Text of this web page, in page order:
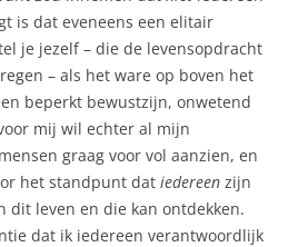
is dat eveneens een elitair
je jezelf – die de levensopdracht
– als het ware op boven het
beperkt bewustzijn, onwetend
mij wil echter al mijn
graag voor vol aanzien, en
het standpunt dat iedereen zijn
dit leven en die kan ontdekken.
dat ik iedereen verantwoordlijk